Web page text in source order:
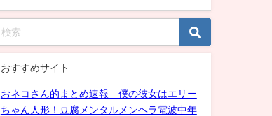
おすすめサイト
おネコさん的まとめ速報 僕の彼女はエリー
ちゃん人形！豆腐メンタルメンヘラ電波中年